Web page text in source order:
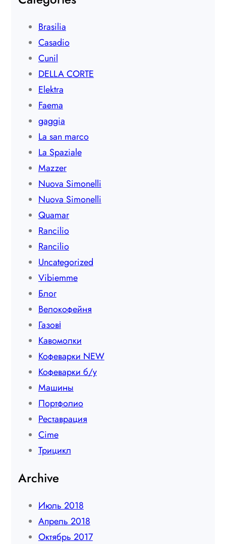
Brasilia
Casadio
Cunil
DELLA CORTE
Elektra
Faema
gaggia
La san marco
La Spaziale
Mazzer
Nuova Simonelli
Nuova Simonelli
Quamar
Rancilio
Rancilio
Uncategorized
Vibiemme
Блог
Велокофейня
Газові
Кавомолки
Кофеварки NEW
Кофеварки б/у
Машины
Портфолио
Реставрация
Сime
Трицикл
Archive
Июль 2018
Апрель 2018
Октябрь 2017